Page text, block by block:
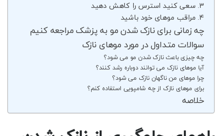
۳. سعی کنید استرس را کاهش دهید
۴. مراقب موهای خود باشید
چه زمانی برای نازک شدن مو به پزشک مراجعه کنیم
سوالات متداول در مورد موهای نازک
چه چیزی باعث نازک شدن مو می شود؟
آیا موهای نازک می توانند دوباره رشد کنند؟
چرا موهای من ناگهان نازک می شود؟
برای موهای نازک از چه شامپویی استفاده کنم؟
خلاصه